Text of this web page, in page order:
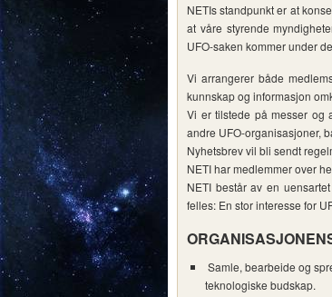
NETIs standpunkt er at
at våre styrende
UFO-saken kommer under
Vi arrangerer både
kunnskap og informasjon
Vi er tilstede på messer og
andre UFO-organisasjoner,
Nyhetsbrev vil bli sendt
NETI har medlemmer over
NETI består av en
felles: En stor interesse for
Samle, bearbeide og
teknologiske budskap.